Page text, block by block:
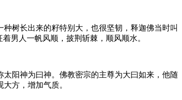
树长出来的籽特别大，也很坚韧，释迦佛当时叫
男人一帆风顺，披荆斩棘，顺风顺水。
阳神为曰神。佛教密宗的主尊为大曰如来，他随
方，增加气质。